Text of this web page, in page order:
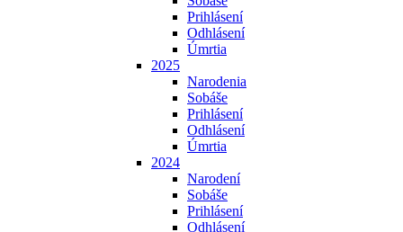
Prihlásení
Odhlásení
Úmrtia
2025
Narodenia
Sobáše
Prihlásení
Odhlásení
Úmrtia
2024
Narodení
Sobáše
Prihlásení
Odhlásení